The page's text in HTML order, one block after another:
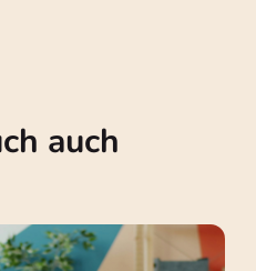
auch